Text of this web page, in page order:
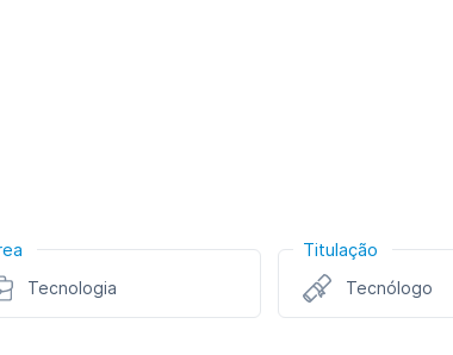
Tecnologia
Titulação
Tecnólogo